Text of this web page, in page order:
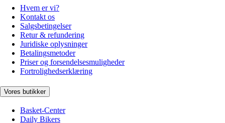
Hvem er vi?
Kontakt os
Salgsbetingelser
Retur & refundering
Juridiske oplysninger
Betalingsmetoder
Priser og forsendelsesmuligheder
Fortrolighedserklæring
Vores butikker
Basket-Center
Daily Bikers